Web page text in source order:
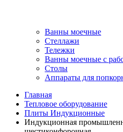
Ванны моечные
Стеллажи
Тележки
Ванны моечные с
Столы
Аппараты для
Главная
Тепловое оборудование
Плиты Индукционные
Индукционная